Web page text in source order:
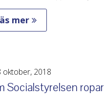
mer
2018
Socialstyrelsen